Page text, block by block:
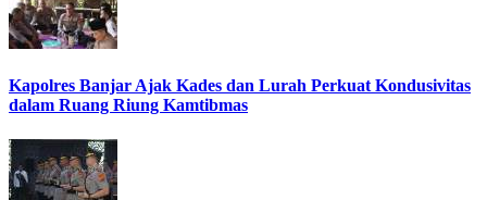
Kapolres Banjar Ajak Kades dan Lurah Perkuat Kondusivitas
dalam Ruang Riung Kamtibmas